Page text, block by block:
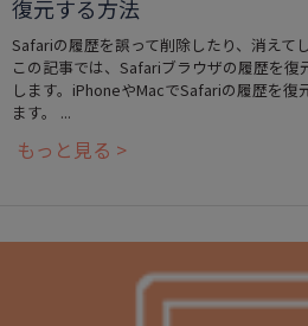
復元する方法
Safariの履歴を誤って削除したり、消えて
この記事では、Safariブラウザの履歴を
します。iPhoneやMacでSafariの履歴を復
ます。 ...
もっと見る >